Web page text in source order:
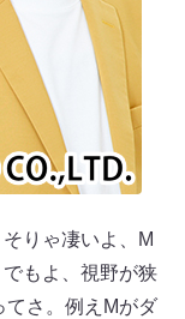
りゃ凄いよ、M
もよ、視野が狭
てさ。例えMがダ